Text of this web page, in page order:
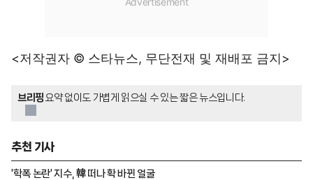
<저작권자 © 스타뉴스, 무단전재 및 재배포 금지>
브리핑 요약 없이도 가볍게 읽으실 수 있는 짧은 뉴스입니다.
추천 기사
'학폭 논란' 지수, 韓 떠나 확 바뀐 얼굴